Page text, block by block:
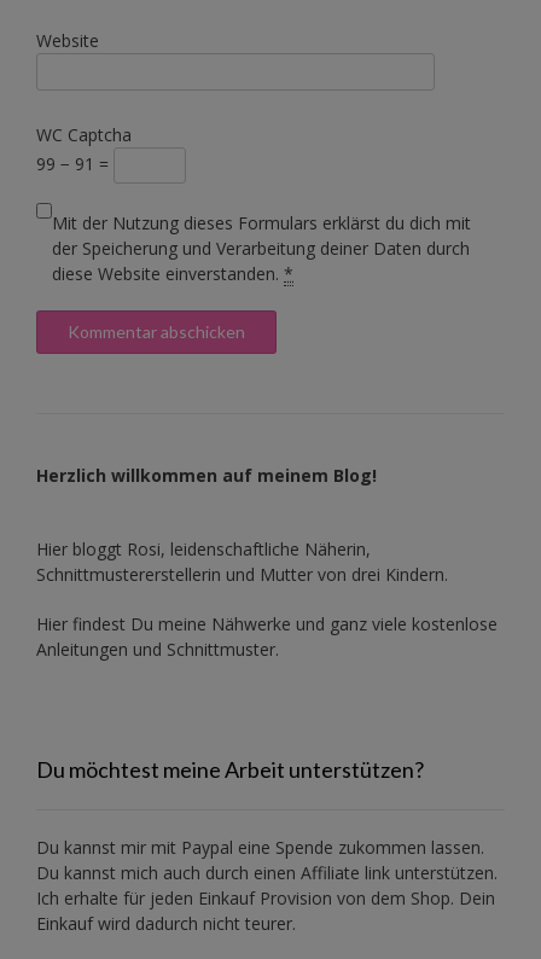
Website
WC Captcha
99 − 91 =
Mit der Nutzung dieses Formulars erklärst du dich mit
der Speicherung und Verarbeitung deiner Daten durch
diese Website einverstanden. *
Herzlich willkommen auf meinem Blog!
Hier bloggt Rosi, leidenschaftliche Näherin,
Schnittmustererstellerin und Mutter von drei Kindern.
Hier findest Du meine Nähwerke und ganz viele kostenlose
Anleitungen und Schnittmuster.
Du möchtest meine Arbeit unterstützen?
Du kannst mir mit Paypal eine Spende zukommen lassen.
Du kannst mich auch durch einen Affiliate link unterstützen.
Ich erhalte für jeden Einkauf Provision von dem Shop. Dein
Einkauf wird dadurch nicht teurer.